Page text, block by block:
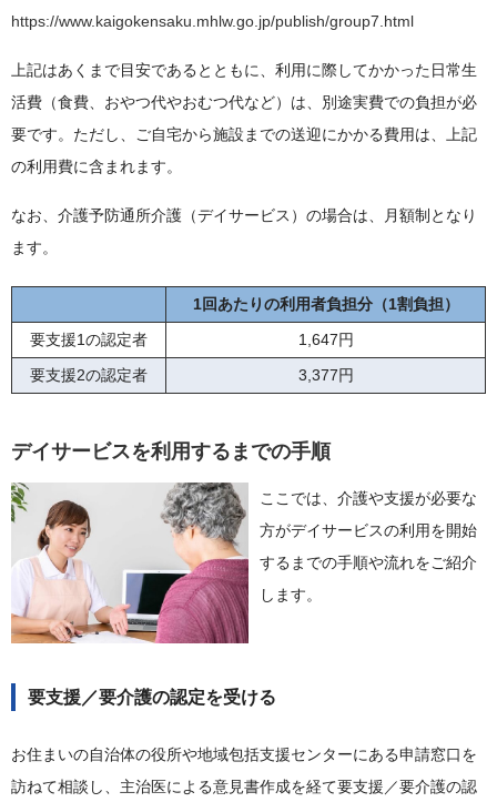
https://www.kaigokensaku.mhlw.go.jp/publish/group7.html
上記はあくまで目安であるとともに、利用に際してかかった日常生
活費（食費、おやつ代やおむつ代など）は、別途実費での負担が必
要です。ただし、ご自宅から施設までの送迎にかかる費用は、上記
の利用費に含まれます。
なお、介護予防通所介護（デイサービス）の場合は、月額制となり
ます。
1回あたりの利用者負担分（1割負担）
要支援1の認定者
1,647円
要支援2の認定者
3,377円
デイサービスを利用するまでの手順
ここでは、介護や支援が必要な
方がデイサービスの利用を開始
するまでの手順や流れをご紹介
します。
要支援／要介護の認定を受ける
お住まいの自治体の役所や地域包括支援センターにある申請窓口を
訪ねて相談し、主治医による意見書作成を経て要支援／要介護の認